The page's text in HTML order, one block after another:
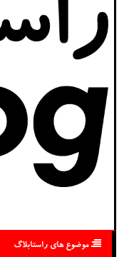
موضوع های راستابلاگ